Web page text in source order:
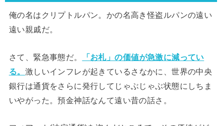
俺の名はクリプトルパン。かの名高き怪盗ルパンの遠い
遠い親戚だ。
さて、緊急事態だ。
「お札」の価値が急激に減ってい
る。 激しいインフレが起きているさなかに、世界の中央
銀行は通貨をさらに発行してじゃぶじゃぶ状態にしちま
いやがった。預金神話なんて遠い昔の話さ。